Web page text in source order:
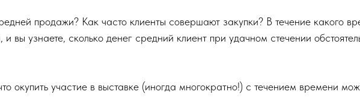
продажи? Как часто клиенты совершают закупки? В течение какого
вы узнаете, сколько денег средний клиент при удачном стечении
окупить участие в выставке (иногда многократно!) с течением времени